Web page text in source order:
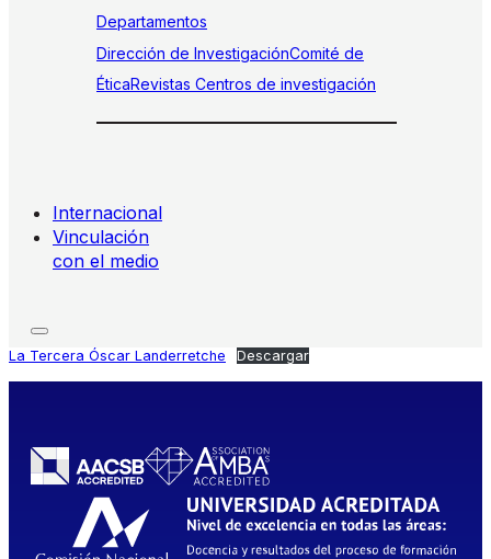
Departamentos
Dirección de InvestigaciónComité de
ÉticaRevistas Centros de investigación
Internacional
Vinculación
con el medio
La Tercera Óscar Landerretche Descargar